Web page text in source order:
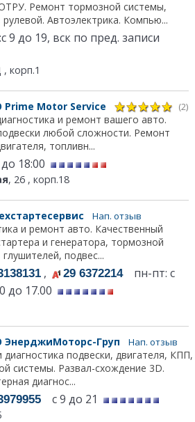
Ремонт тормозной системы,
Автоэлектрика. Компью...
9 до 19, вск по пред. записи
корп.1
Prime Motor Service (2)
и ремонт вашего авто.
любой сложности. Ремонт
топливн...
18:00
, 26 , корп.18
Нап. отзыв
и ремонт авто. Качественный
и генератора, тормозной
подвес...
, 29 6372214пн-пт: с
до 17.00
ЭнерджиМоторс-Груп Нап. отзыв
подвески, двигателя, КПП,
системы. Развал-схождение 3D.
диагнос...
с 9 до 21